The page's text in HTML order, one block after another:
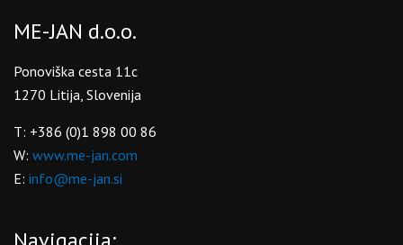
ME-JAN d.o.o.
Ponoviška cesta 11c
1270 Litija, Slovenija
T: +386 (0)1 898 00 86
W: www.me-jan.com
E: info@me-jan.si